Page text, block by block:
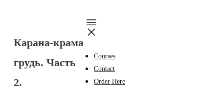
Courses
Contact
Order Here
Карана-крама
грудь. Часть
2.